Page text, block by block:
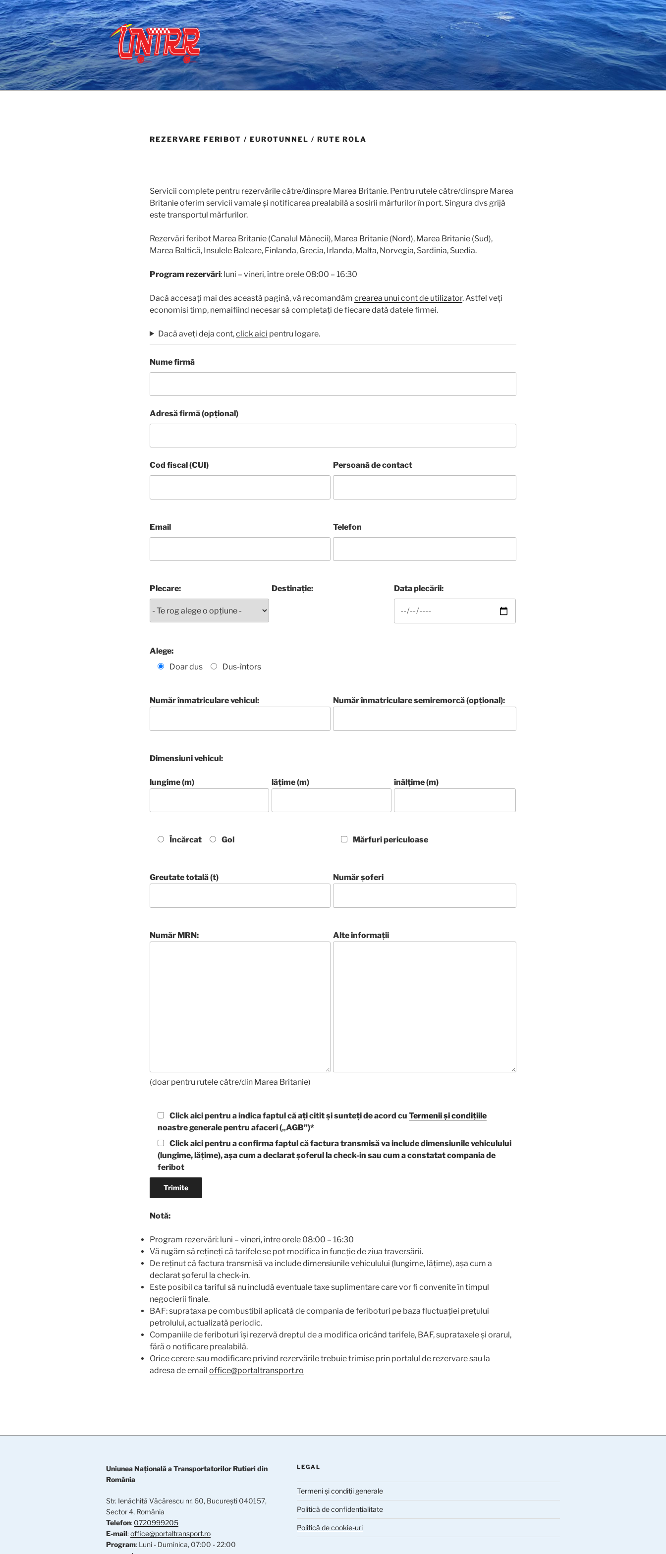
Sari
la
conținut
PORTAL TRANSPORT
REZERVARE FERIBOT / EUROTUNNEL / RUTE ROLA
Servicii complete pentru rezervările către/dinspre Marea Britanie. Pentru rutele către/dinspre Marea
Britanie oferim servicii vamale și notificarea prealabilă a sosirii mărfurilor în port. Singura dvs grijă
este transportul mărfurilor.
Rezervări feribot Marea Britanie (Canalul Mânecii), Marea Britanie (Nord), Marea Britanie (Sud),
Marea Baltică, Insulele Baleare, Finlanda, Grecia, Irlanda, Malta, Norvegia, Sardinia, Suedia.
Program rezervări: luni – vineri, între orele 08:00 – 16:30
Dacă accesați mai des această pagină, vă recomandăm crearea unui cont de utilizator. Astfel veți
economisi timp, nemaifiind necesar să completați de fiecare dată datele firmei.
Dacă aveți deja cont,click aici pentru logare.
Nume firmă
Adresă firmă (opțional)
Cod fiscal (CUI) Persoană de contact
Email Telefon
Plecare: Destinație: Data plecării:
Alege:
Doar dus
Dus-întors
Număr înmatriculare vehicul: Număr înmatriculare semiremorcă (opţional):
Dimensiuni vehicul:
lungime (m) lăţime (m) înălţime (m)
Încărcat Gol Mărfuri periculoase
Greutate totală (t) Număr șoferi
Număr MRN:
(doar pentru rutele către/din Marea Britanie)
Alte informații
Click aici pentru a indica faptul că ați citit și sunteți de acord cu Termenii și condițiile
noastre generale pentru afaceri („AGB”)*
Click aici pentru a confirma faptul că factura transmisă va include dimensiunile vehiculului
(lungime, lățime), așa cum a declarat șoferul la check-in sau cum a constatat compania de
feribot
Notă:
Program rezervări: luni – vineri, între orele 08:00 – 16:30
Vă rugăm să rețineți că tarifele se pot modifica în funcție de ziua traversării.
De reținut că factura transmisă va include dimensiunile vehiculului (lungime, lățime), așa cum a
declarat șoferul la check-in.
Este posibil ca tariful să nu includă eventuale taxe suplimentare care vor fi convenite în timpul
negocierii finale.
BAF: suprataxa pe combustibil aplicată de compania de feriboturi pe baza fluctuației prețului
petrolului, actualizată periodic.
Companiile de feriboturi își rezervă dreptul de a modifica oricând tarifele, BAF, suprataxele și orarul,
fără o notificare prealabilă.
Orice cerere sau modificare privind rezervările trebuie trimise prin portalul de rezervare sau la
adresa de email office@portaltransport.ro
Uniunea Naţională a Transportatorilor Rutieri din
România
Str. Ienăchiţă Văcărescu nr. 60, Bucureşti 040157,
Sector 4, România
Telefon: 0720999205
E-mail:office@portaltransport.ro
Program: Luni - Duminica, 07:00 - 22:00
LEGAL
Termeni și condiții generale
Politică de confidențialitate
Politică de cookie-uri